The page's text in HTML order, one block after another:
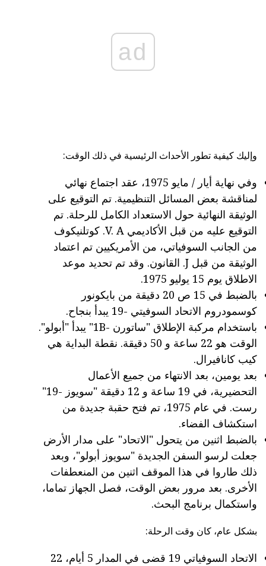
ad
وإليك كيفية تطور الأحداث الرئيسية في ذلك الوقت:
وفي نهاية أيار / مايو 1975، عقد اجتماع نهائي
لمناقشة بعض المسائل التنظيمية. تم التوقيع على
الوثيقة النهائية حول الاستعداد الكامل للرحلة. تم
التوقيع عليه من قبل الأكاديمي V. A. كوتلنيكوف
من الجانب السوفياتي، من الأمريكيين تم اعتماد
الوثيقة من قبل J. القانون. وقد تم تحديد موعد
الاطلاق يوم 15 يوليو 1975.
بالضبط في 15 ص 20 دقيقة من بايكونور
كوسمودروم الاتحاد السوفيتي -19 يبدأ بنجاح.
باستخدام مركبة الإطلاق "ساتورن -1B" يبدأ "أبولو".
الوقت هو 22 ساعة و 50 دقيقة. نقطة البداية هي
كيب كانافيرال.
بعد يومين، بعد الانتهاء من جميع الأعمال
التحضيرية، في 19 ساعة و 12 دقيقة "سويوز -19"
رست. في عام 1975، تم فتح حقبة جديدة من
استكشاف الفضاء.
بالضبط اثنين من يتحول "الاتحاد" على مدار الأرض
جعلت لرسو السفن الجديدة "سويوز أبولو"، وبعد
ذلك طاروا في هذا الموقف اثنين من المنعطفات
الأخرى. بعد مرور بعض الوقت، فصل الجهاز تماما،
واستكمال برنامج البحث.
بشكل عام، كان وقت الرحلة:
الاتحاد السوفياتي 19 قضى في المدار 5 أيام، 22